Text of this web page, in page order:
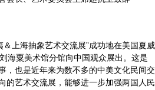
上海抽象艺术交流展”成功地在美国夏威
海粟美术馆分馆向中国观众展出。这是
，也是近年来为数不多的中美文化民间交
的艺术交流展，能够进一步加强两国人民